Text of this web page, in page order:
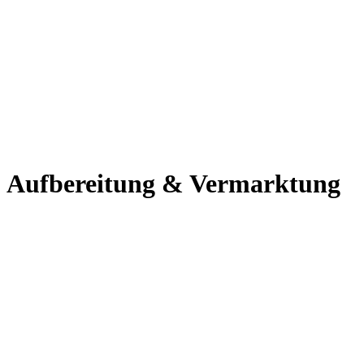
Aufbereitung & Vermarktung